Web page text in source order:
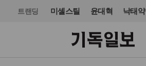
트랜딩 미셸스틸 윤대혁 낙태약